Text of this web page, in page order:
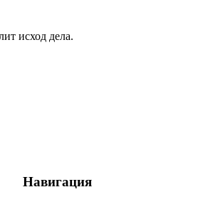
исход дела.
Навигация